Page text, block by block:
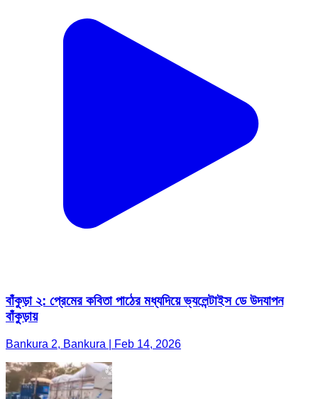
বাঁকুড়া ২: প্রেমের কবিতা পাঠের মধ্যদিয়ে ভ্যলেন্টাইস ডে উদযাপন
বাঁকুড়ায়
Bankura 2, Bankura | Feb 14, 2026